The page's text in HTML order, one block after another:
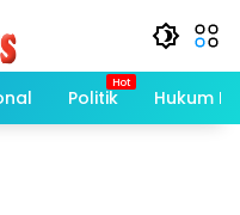
Politik Hukum